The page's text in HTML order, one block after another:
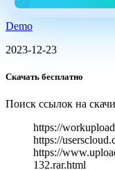
Demo
2023-12-23
Скачать бесплатно
Поиск ссылок на
https://
https://
https://
132.rar.html